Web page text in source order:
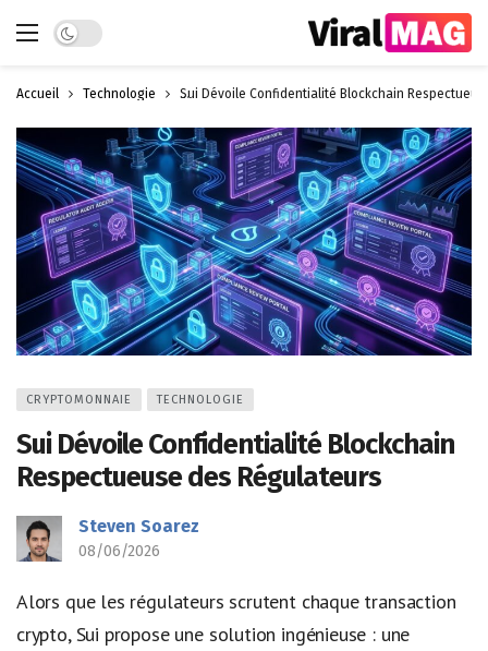
Dark mode
Accueil Technologie Sui Dévoile Confidentialité Blockchain
CRYPTOMONNAIE TECHNOLOGIE
Sui Dévoile Confidentialité Blockchain
Respectueuse des Régulateurs
Steven Soarez
08/06/2026
Alors que les régulateurs scrutent chaque transaction
crypto, Sui propose une solution ingénieuse : une